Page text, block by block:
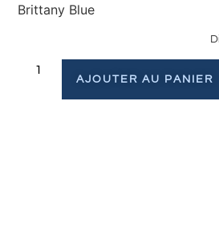
Brittany Blue
AJOUTER AU PANIER